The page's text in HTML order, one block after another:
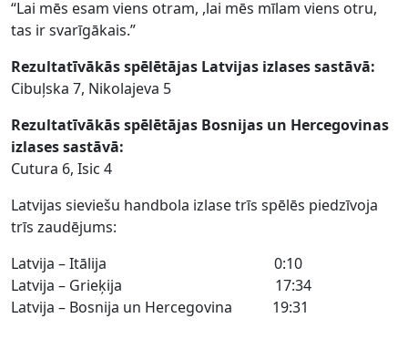
“Lai mēs esam viens otram, ,lai mēs mīlam viens otru,
tas ir svarīgākais.”
Rezultatīvākās spēlētājas Latvijas izlases sastāvā:
Cibuļska 7, Nikolajeva 5
Rezultatīvākās spēlētājas Bosnijas un Hercegovinas
izlases sastāvā:
Cutura 6, Isic 4
Latvijas sieviešu handbola izlase trīs spēlēs piedzīvoja
trīs zaudējums:
Latvija – Itālija 0:10
Latvija – Grieķija 17:34
Latvija – Bosnija un Hercegovina 19:31